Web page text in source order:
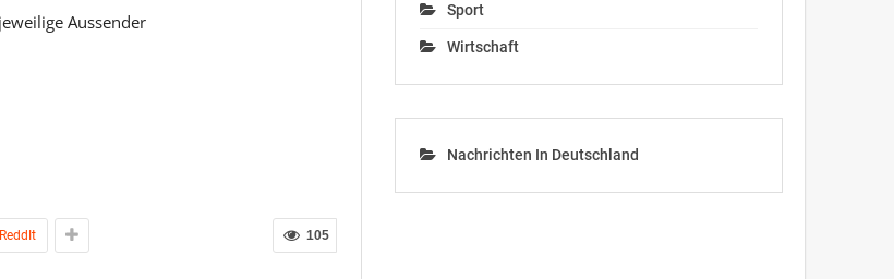
Aussender
105
ReddIt
Sport
Wirtschaft
Nachrichten In Deutschland